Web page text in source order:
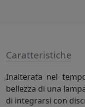
Caratteristiche
Inalterata nel
bellezza di una
di integrarsi con